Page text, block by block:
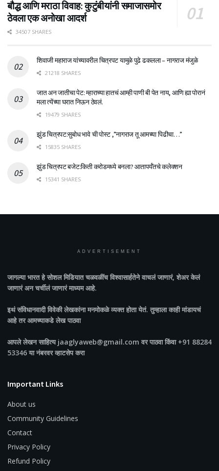
बौद्ध आणि मराठा विवाह: कुटुंबीयांनी समाजासमोर
ठेवला एक अनोखा आदर्श
34507 SHARES
शिवाजी महाराज यांच्यावरील चित्रपट यामुळे पुढे ढकलला – नागराज मंजुळे
21218 SHARES
जात अन जातीचा पेट: म्हाराच्या हातचं आम्ही पाणी बी पेत नाय, आणि ह्या पोरानं
मला त्येंच्या घरात निऊन ठेवलं.
19479 SHARES
झुंड चित्रपट:सुबोध भावे ची पोस्ट ,”नागराज तू आमच्या पिढीचा…”
15835 SHARES
झुंड चित्रपट बजेट:किती करोडमध्ये बनला? आतापर्यँतचे कलेक्शन
15341 SHARES
ADVERTISEMENT
जागल्या भारतहे सोशल मिडियात चळवळींच विश्वासार्हतेने वाचलं जाणारं, शेअर केलं
जाणारं अन चर्चीलं जाणारं माध्यम आहे.
इथं संविधानवादी विवेकी लेखकांना मनमोकळे व्यक्त होता येतं. तुम्हाला काही मांडायचं
आहे तर आमच्याकडे लेख पाठवा
आपले लेखन साहित्य jaaglyaweb@gmail.com वर पाठवा किंवा +91 88284
53346 या नंबरवर व्हाटसेप करा
Important Links
About us
Community Guidelines
Contact
Privacy Policy
Refund Policy